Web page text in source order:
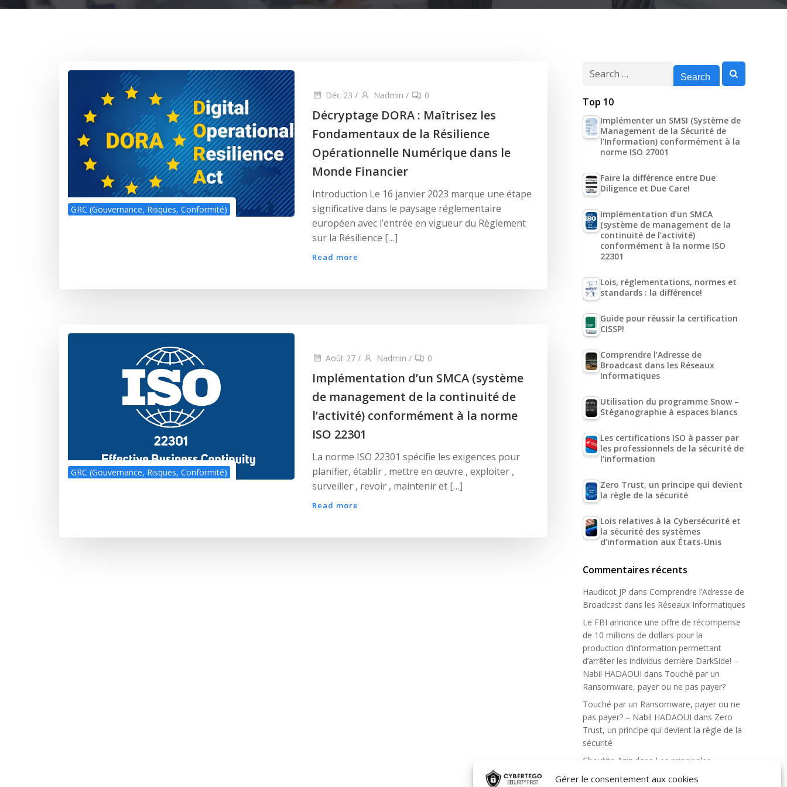
Gérer le consentement aux cookies
GRC (Gouvernance, Risques, Conformité)
Déc 23 / Nadmin / 0
Décryptage DORA : Maîtrisez les
Fondamentaux de la Résilience
Opérationnelle Numérique dans le
Monde Financier
Introduction Le 16 janvier 2023 marque une étape
significative dans le paysage réglementaire
européen avec l’entrée en vigueur du Règlement
sur la Résilience […]
Read more
GRC (Gouvernance, Risques, Conformité)
Août 27 / Nadmin / 0
Implémentation d’un SMCA (système
de management de la continuité de
l’activité) conformément à la norme
ISO 22301
La norme ISO 22301 spécifie les exigences pour
planifier, établir , mettre en œuvre , exploiter ,
surveiller , revoir , maintenir et […]
Read more
Search
Top 10
Implémenter un SMSI (Système de
Management de la Sécurité de
l’Information) conformément à la
norme ISO 27001
Faire la différence entre Due
Diligence et Due Care!
Implémentation d’un SMCA
(système de management de la
continuité de l’activité)
conformément à la norme ISO
22301
Lois, réglementations, normes et
standards : la différence!
Guide pour réussir la certification
CISSP!
Comprendre l’Adresse de
Broadcast dans les Réseaux
Informatiques
Utilisation du programme Snow –
Stéganographie à espaces blancs
Les certifications ISO à passer par
les professionnels de la sécurité de
l’information
Zero Trust, un principe qui devient
la règle de la sécurité
Lois relatives à la Cybersécurité et
la sécurité des systèmes
d’information aux États-Unis
Commentaires récents
Haudicot JP dans Comprendre l’Adresse de
Broadcast dans les Réseaux Informatiques
Le FBI annonce une offre de récompense
de 10 millions de dollars pour la
production d’information permettant
d’arrêter les individus derrière DarkSide! –
Nabil HADAOUI dans Touché par un
Ransomware, payer ou ne pas payer?
Touché par un Ransomware, payer ou ne
pas payer? – Nabil HADAOUI dans Zero
Trust, un principe qui devient la règle de la
sécurité
Choutita Aziz dans Les principales
mesures administratives de sécurité de